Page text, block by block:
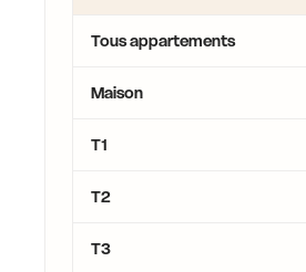
Tous appartements
Maison
T1
T2
T3